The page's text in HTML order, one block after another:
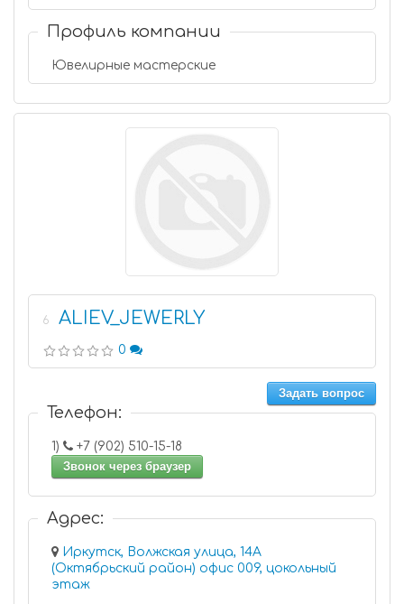
Профиль компании
Ювелирные мастерские
6 ALIEV_JEWERLY
0
Задать вопрос
Телефон:
1)
+7 (902) 510-15-18
Звонок через браузер
Адрес:
Иркутск, Волжская улица, 14А
(Октябрьский район) офис 009, цокольный
этаж